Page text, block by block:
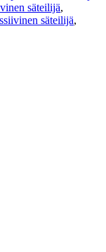
säteilijä,
säteilijä,